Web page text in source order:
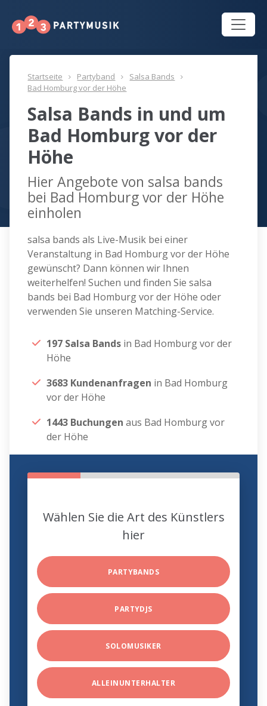
Startseite Partyband
Salsa Bands
Bad Homburg vor der Höhe
Salsa Bands in und um
Bad Homburg vor der
Höhe
Hier Angebote von salsa bands
bei Bad Homburg vor der Höhe
einholen
salsa bands als Live-Musik bei einer
Veranstaltung in Bad Homburg vor der Höhe
gewünscht? Dann können wir Ihnen
weiterhelfen! Suchen und finden Sie salsa
bands bei Bad Homburg vor der Höhe oder
verwenden Sie unseren Matching-Service.
197 Salsa Bands in Bad Homburg vor der
Höhe
3683 Kundenanfragen in Bad Homburg
vor der Höhe
1443 Buchungen aus Bad Homburg vor
der Höhe
Wählen Sie die Art des Künstlers
hier
PARTYBANDS
PARTYDJS
SOLOMUSIKER
ALLEINUNTERHALTER